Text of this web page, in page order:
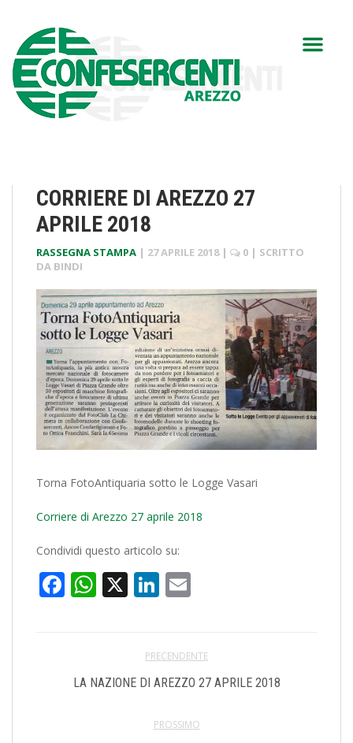
CORRIERE DI AREZZO 27
APRILE 2018
RASSEGNA STAMPA | 27 APRILE 2018 | 0 | SCRITTO
DA BINDI
Torna FotoAntiquaria sotto le Logge Vasari
Corriere di Arezzo 27 aprile 2018
Condividi questo articolo su:
Facebook
WhatsApp
X LinkedIn
PRECENDENTE
LA NAZIONE DI AREZZO 27 APRILE 2018
PROSSIMO